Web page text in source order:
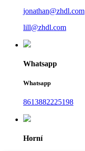
jonathan@zhdl.com
lill@zhdl.com
Whatsapp
Whatsapp
8613882225198
Horní